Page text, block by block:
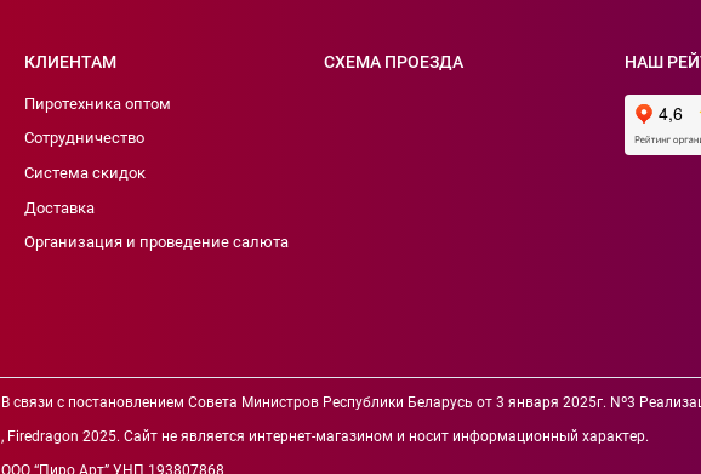
КЛИЕНТАМ
Пиротехника оптом
Сотрудничество
Система скидок
Доставка
Организация и проведение салюта
СХЕМА ПРОЕЗДА НАШ
В связи с постановлением Совета Министров Республики Беларусь от 3 января 2025г. Nº3
, Firedragon 2025. Сайт не является интернет-магазином и носит информационный характер.